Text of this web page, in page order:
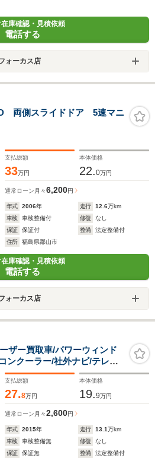
庫確認・見積依頼
電話する
ォーカス店
両側スライドドア 5速マニ
支払総額
33万円
本体価格
22.0万円
通常ローン 月々6,200円
年式 2006年 走行 12.6万km
車検
車検整備付 修復
なし
保証
保証付 整備
法定整備付
住所
福島県郡山市
庫確認・見積依頼
電話する
ォーカス店
ー買取車/パワーウィンド
ンクーラー/社外ナビ/テレ
ーレスエントリー/
支払総額
27.8万円
本体価格
19.9万円
通常ローン 月々2,600円
年式 2015年 走行 13.1万km
車検
車検整備無 修復
なし
保証
保証無 整備
法定整備付